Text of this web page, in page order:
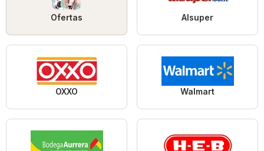
Ofertas Alsuper
OXXO Walmart